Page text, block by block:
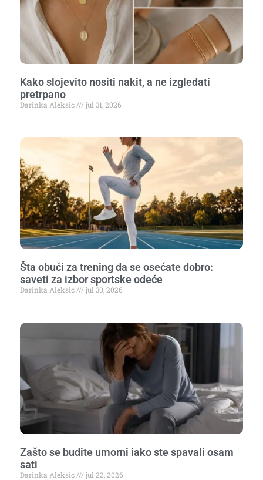
Kako slojevito nositi nakit, a ne izgledati
pretrpano
Darinka Aleksic jul 31, 2026
Šta obući za trening da se osećate dobro:
saveti za izbor sportske odeće
Darinka Aleksic jul 30, 2026
Zašto se budite umorni iako ste spavali osam
sati
Darinka Aleksic jul 22, 2026